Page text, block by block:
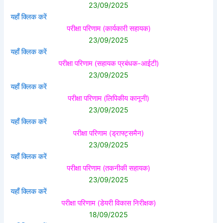
23/09/2025
यहाँ क्लिक करें
परीक्षा परिणाम (कार्यकारी सहायक)
23/09/2025
यहाँ क्लिक करें
परीक्षा परिणाम (सहायक प्रबंधक-आईटी)
23/09/2025
यहाँ क्लिक करें
परीक्षा परिणाम (लिपिकीय कानूनी)
23/09/2025
यहाँ क्लिक करें
परीक्षा परिणाम (ड्राफ्ट्समैन)
23/09/2025
यहाँ क्लिक करें
परीक्षा परिणाम (तकनीकी सहायक)
23/09/2025
यहाँ क्लिक करें
परीक्षा परिणाम (डेयरी विकास निरीक्षक)
18/09/2025